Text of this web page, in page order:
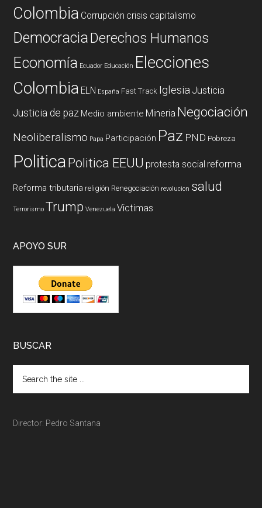
Colombia Corrupción crisis capitalismo
DemocraciaDerechos Humanos
Economía Ecuador Educación Elecciones
Colombia ELN España Fast Track Iglesia Justicia
Justicia de paz Medio ambiente Mineria Negociación
Neoliberalismo Papa Participación Paz PND Pobreza
PoliticaPolitica EEUU protesta social reforma
Reforma tributaria religión Renegociación revolucion salud
Terrorismo Trump Venezuela Victimas
APOYO SUR
BUSCAR
Director: Pedro Santana